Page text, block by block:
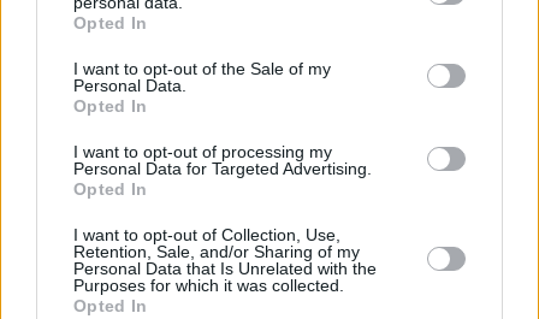
grant or deny consent to Google and its third-party tags to
use your data for below specified purposes in below Google
consent section.
Opted In
I want to opt-out of the Sale of my
Personal Data.
Opted In
I want to opt-out of processing my
Personal Data for Targeted Advertising.
Opted In
I want to opt-out of Collection, Use,
Retention, Sale, and/or Sharing of my
Personal Data that Is Unrelated with the
Purposes for which it was collected.
Opted In
για τη συνέχεια. Η διακεκριμένη ζωγράφος
έχει ήδη δεχτεί να σχεδιάσει μαντίλια για τον
οίκο Εmilio Pucci την ερχόμενη σεζόν,
προσφέροντας την έμπνευσή της και στην
υψηλή ραπτική.
Βαλυράκη